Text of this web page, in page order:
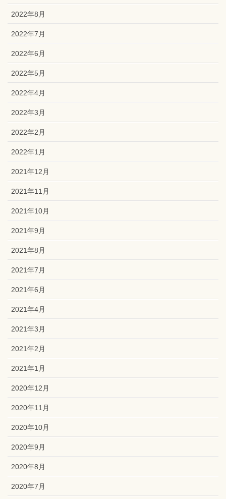
2022年8月
2022年7月
2022年6月
2022年5月
2022年4月
2022年3月
2022年2月
2022年1月
2021年12月
2021年11月
2021年10月
2021年9月
2021年8月
2021年7月
2021年6月
2021年4月
2021年3月
2021年2月
2021年1月
2020年12月
2020年11月
2020年10月
2020年9月
2020年8月
2020年7月